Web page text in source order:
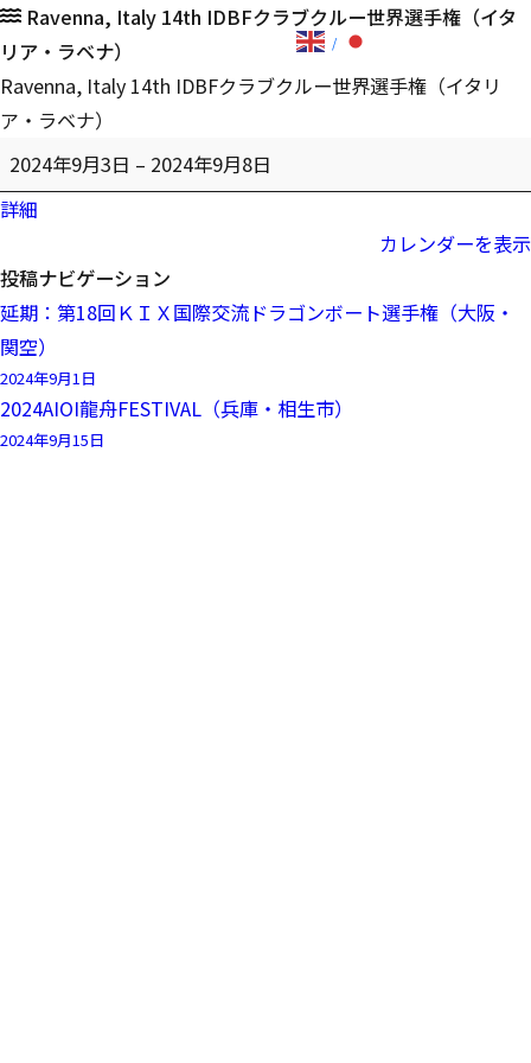
Ravenna, Italy 14th IDBFクラブクルー世界選手権（イタ
リア・ラベナ）
Ravenna, Italy 14th IDBFクラブクルー世界選手権（イタリ
ア・ラベナ）
2024年9月3日 – 2024年9月8日
詳細
カレンダーを表示
投稿ナビゲーション
延期：第18回ＫＩＸ国際交流ドラゴンボート選手権（大阪・
関空）
2024年9月1日
2024AIOI龍舟FESTIVAL（兵庫・相生市）
2024年9月15日